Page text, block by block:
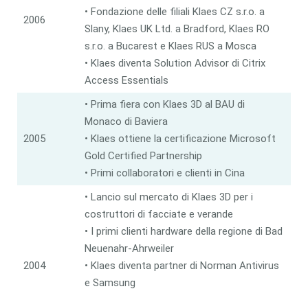
2006
• Fondazione delle filiali Klaes CZ s.r.o. a
Slany, Klaes UK Ltd. a Bradford, Klaes RO
s.r.o. a Bucarest e Klaes RUS a Mosca
• Klaes diventa Solution Advisor di Citrix
Access Essentials
2005
• Prima fiera con Klaes 3D al BAU di
Monaco di Baviera
• Klaes ottiene la certificazione Microsoft
Gold Certified Partnership
• Primi collaboratori e clienti in Cina
2004
• Lancio sul mercato di Klaes 3D per i
costruttori di facciate e verande
• I primi clienti hardware della regione di Bad
Neuenahr-Ahrweiler
• Klaes diventa partner di Norman Antivirus
e Samsung